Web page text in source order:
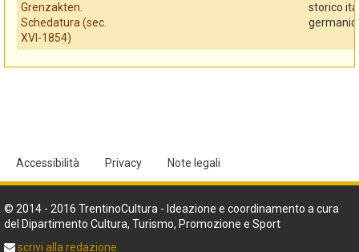
Grenzakten.
Schedatura (sec.
XVI-1854)
storico
Accessibilità Privacy Note legali
© 2014 - 2016 TrentinoCultura - Ideazione e coordinamento a cura
del Dipartimento Cultura, Turismo, Promozione e Sport
scrivi alla redazione